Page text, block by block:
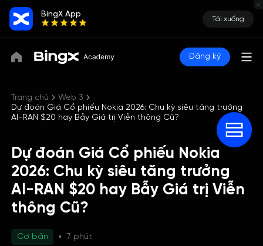
BingX App
Tải xuống
Đăng ký
Trang chủ
Web 3
Dự đoán Giá Cổ phiếu Nokia 2026: Chu kỳ siêu tăng trưởng
AI-RAN $20 hay Bẫy Giá trị Viễn thông Cũ?
Dự đoán Giá Cổ phiếu Nokia
2026: Chu kỳ siêu tăng trưởng
AI-RAN $20 hay Bẫy Giá trị Viễn
thông Cũ?
Cơ bản
7 phút